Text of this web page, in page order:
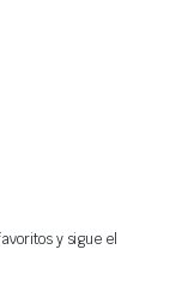
y sigue el